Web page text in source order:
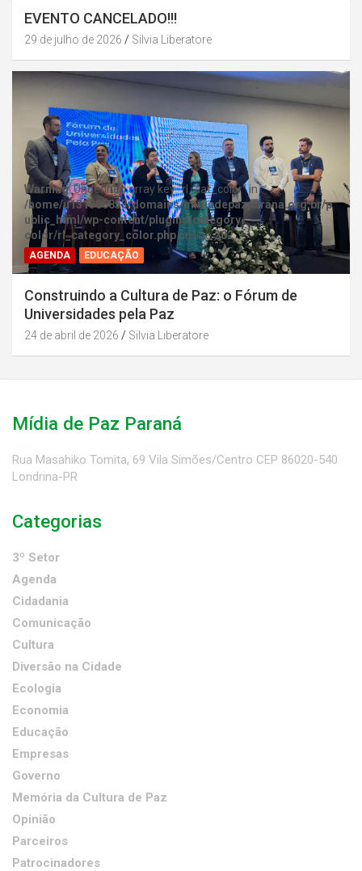
EVENTO CANCELADO!!!
29 de julho de 2026 Silvia Liberatore
Warning: Undefined array key "rl_cat_color" in
/home/u131386853/domains/midiadepazparana.org.br/p
ublic_html/wp-content/plugins/category-
color/rl_category_color.phpon line202
AGENDA EDUCAÇÃO
Construindo a Cultura de Paz: o Fórum de
Universidades pela Paz
24 de abril de 2026 Silvia Liberatore
Mídia de Paz Paraná
Rua Masahiko Tomita, 69 Vila Simões/Centro CEP 86020-540
Londrina-PR
Categorias
3º Setor
Agenda
Cidadania
Comunicação
Cultura
Diversão na Cidade
Ecologia
Economia
Educação
Empresas
Governo
Memória da Cultura de Paz
Opinião
Parceiros
Patrocinadores